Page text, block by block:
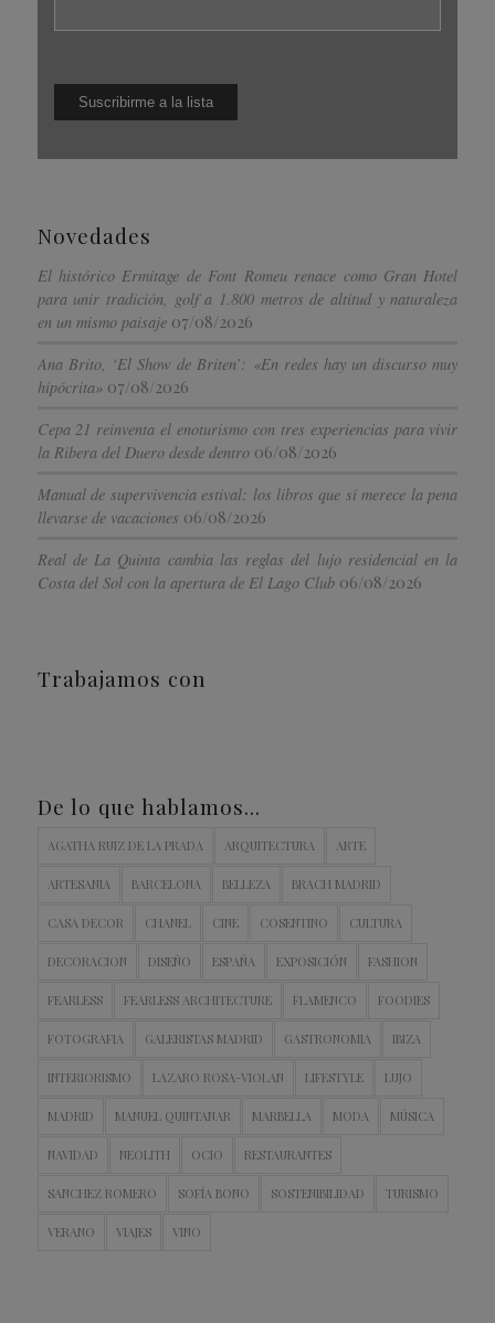
Novedades
El histórico Ermitage de Font Romeu renace como Gran Hotel
para unir tradición, golf a 1.800 metros de altitud y naturaleza
en un mismo paisaje 07/08/2026
Ana Brito, ‘El Show de Briten’: «En redes hay un discurso muy
hipócrita» 07/08/2026
Cepa 21 reinventa el enoturismo con tres experiencias para vivir
la Ribera del Duero desde dentro 06/08/2026
Manual de supervivencia estival: los libros que sí merece la pena
llevarse de vacaciones 06/08/2026
Real de La Quinta cambia las reglas del lujo residencial en la
Costa del Sol con la apertura de El Lago Club 06/08/2026
Trabajamos con
De lo que hablamos…
AGATHA RUIZ DE LA PRADA ARQUITECTURA ARTE
ARTESANIA BARCELONA BELLEZA BRACH MADRID
CASA DECOR CHANEL CINE COSENTINO CULTURA
DECORACION DISEÑO ESPAÑA EXPOSICIÓN FASHION
FEARLESS FEARLESS ARCHITECTURE FLAMENCO FOODIES
FOTOGRAFIA GALERISTAS MADRID GASTRONOMIA IBIZA
INTERIORISMO LAZARO ROSA-VIOLAN LIFESTYLE LUJO
MADRID MANUEL QUINTANAR MARBELLA MODA MÚSICA
NAVIDAD NEOLITH OCIO RESTAURANTES
SANCHEZ ROMERO SOFÍA BONO SOSTENIBILIDAD TURISMO
VERANO VIAJES VINO